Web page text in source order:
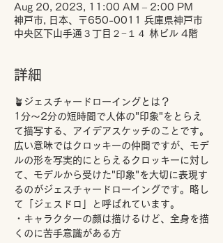
Aug 20, 2023, 11:00 AM – 2:00 PM
神戸市, 日本、〒650-0011 兵庫県神戸市
中央区下山手通３丁目２−１４ 林ビル 4階
詳細
🪴ジェスチャードローイングとは？
1分～2分の短時間で人体の"印象"をとらえ
て描写する、アイデアスケッチのことです。
広い意味ではクロッキーの仲間ですが、モデ
ルの形を写実的にとらえるクロッキーに対し
て、モデルから受けた"印象"を大切に表現す
るのがジェスチャードローイングです。略し
て「ジェスドロ」と呼ばれています。
・キャラクターの顔は描けるけど、全身を描
くのに苦手意識がある方